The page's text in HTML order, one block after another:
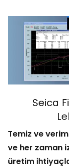
Seica
Temiz ve
ve her zaman
üretim